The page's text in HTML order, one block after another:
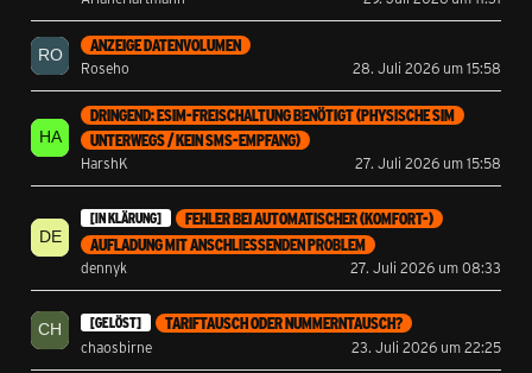
ANZEIGE DATENVOLUMEN
Roseho
28. Juli 2026 um 15:58
DRINGEND: ESIM-FREISCHALTUNG BENÖTIGT (PHYSISCHE SIM
UNTERWEGS / KEIN SMS-EMPFANG)
HarshK
27. Juli 2026 um 15:58
[IN KLÄRUNG]
FEHLER BEI AUTOMATISCHER (KOMFORT-)
AUFLADUNG MIT ANSCHLIESSENDEN PROBLEM
dennyk
27. Juli 2026 um 08:33
[GELÖST]
TARIFTAUSCH ODER NUMMERNTAUSCH?
chaosbirne
23. Juli 2026 um 22:25